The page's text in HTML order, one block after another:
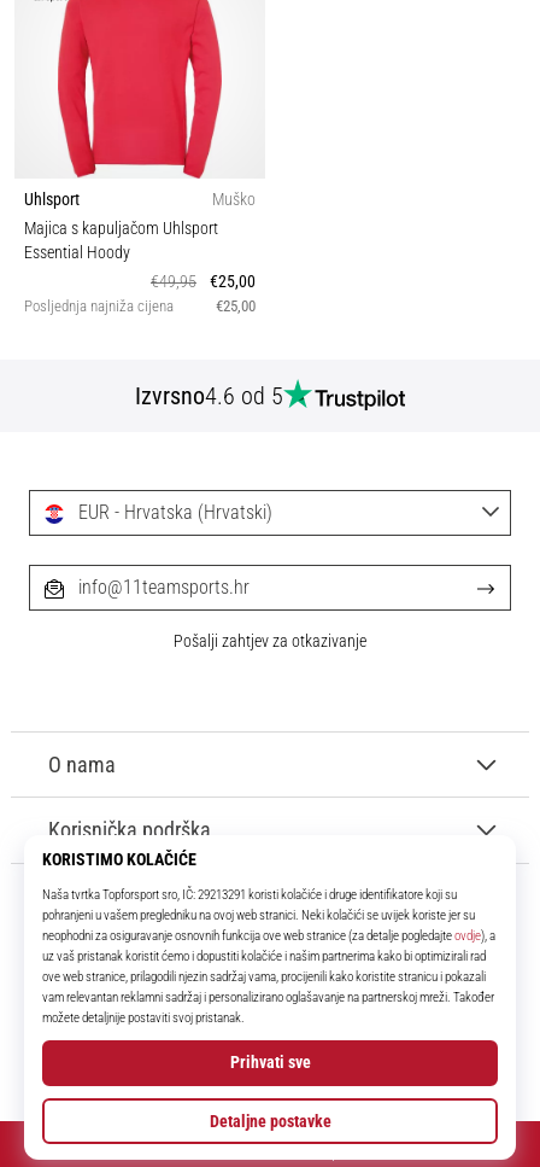
Uhlsport
Muško
Majica s kapuljačom Uhlsport
Essential Hoody
€49,95
€25,00
Posljednja najniža cijena €25,00
Izvrsno4.6 od 5
11teamsports.hr
Tvoj smo pouzdani suigrač već više od 16 godina! Cijelo to vrijeme
donosimo ti najbolje i najnovije proizvode iz svijeta nogometa.
Facebook
Instagram
O nama
Korisnička podrška
EUR - Hrvatska (Hrvatski)
info@11teamsports.hr
Pošalji zahtjev za otkazivanje